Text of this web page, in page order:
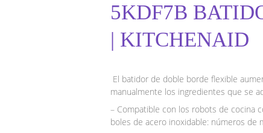
5KDF7B
| KITCHENAID
El batidor de doble borde flexible
manualmente los ingredientes que se
– Compatible con los robots de cocina
boles de acero inoxidable: números de